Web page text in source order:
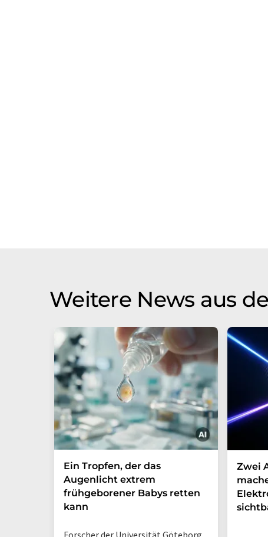
Weitere News aus
Ein Tropfen, der das
Augenlicht extrem
frühgeborener Babys retten
kann
Forscher der Universität Göteborg
Zwei